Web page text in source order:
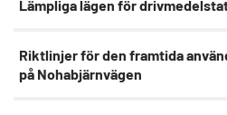
Lämpliga lägen för
Riktlinjer för den framtida
på Nohabjärnvägen